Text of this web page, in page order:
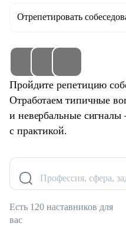
Отрепетировать
Пройдите репетицию
Отработаем типичные
и невербальные
с практикой.
Профессия, сфера,
Есть 120 наставников для
вас